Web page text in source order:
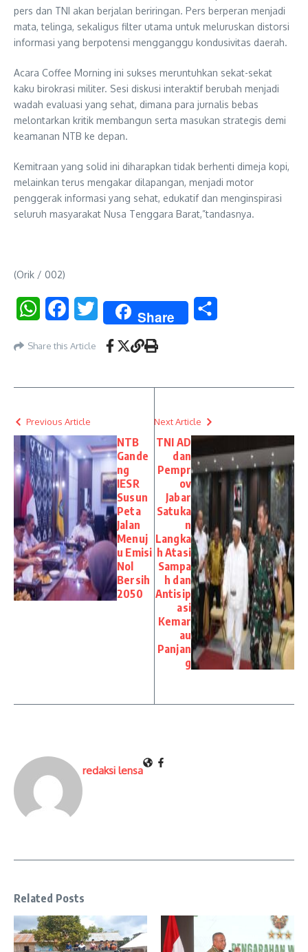
pers dan TNI akan berjalan beriringan. Pers berperan menjadi
mata, telinga, sekaligus filter utama untuk meluruskan distorsi
informasi yang berpotensi mengganggu kondusivitas daerah.
Acara Coffee Morning ini sukses meruntuhkan sekat-sekat
kaku birokrasi militer. Sesi diskusi interaktif berubah menjadi
wadah evaluasi yang sehat, dimana para jurnalis bebas
melontarkan kritik membangun serta masukan strategis demi
keamanan NTB ke depan.
Kemitraan yang solid ini diharapkan tidak berhenti dimeja kopi,
melainkan terus mengakar dilapangan, menjadi motor
penggerak informasi yang sehat, edukatif dan menginspirasi
seluruh masyarakat Nusa Tenggara Barat,”tandasnya.
(Orik / 002)
WhatsAppFacebookTwitter Share
Share this Article
Previous Article
NTB
Gande
ng
IESR
Susun
Peta
Jalan
Menuj
u Emisi
Nol
Bersih
2050
Next Article
TNI AD
dan
Pempr
ov
Jabar
Satuka
n
Langka
h Atasi
Sampa
h dan
Antisip
asi
Kemar
au
Panjan
g
redaksi lensa
Related Posts